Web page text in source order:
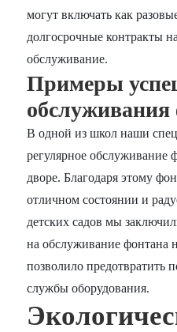
могут включать как
долгосрочные контракты
обслуживание.
Примеры
обслуживания
В одной из школ наши
регулярное обслуживание
дворе. Благодаря этому
отличном состоянии и
детских садов мы
на обслуживание фонтана
позволило предотвратить
службы оборудования.